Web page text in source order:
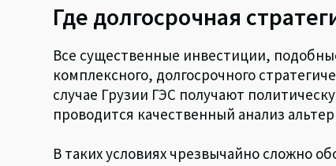
Где долгосрочная
Все существенные инвестиции,
комплексного, долгосрочного
случае Грузии ГЭС получают
проводится качественный анализ
В таких условиях чрезвычайно сложно